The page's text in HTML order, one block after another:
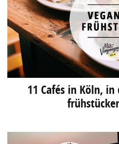
11 Cafés in Köln,